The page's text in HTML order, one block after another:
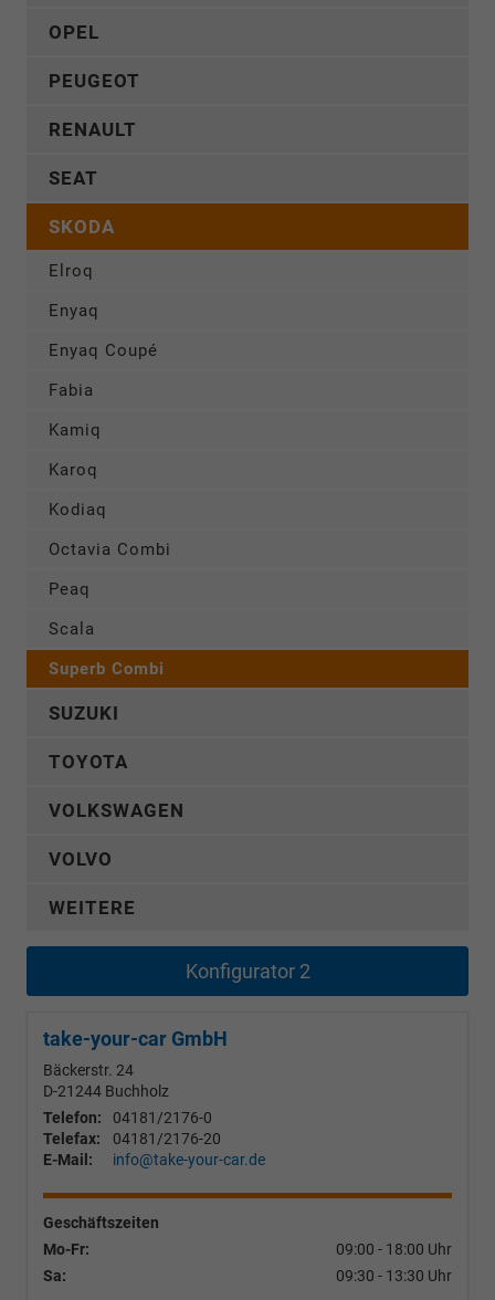
OPEL
PEUGEOT
RENAULT
SEAT
SKODA
Elroq
Enyaq
Enyaq Coupé
Fabia
Kamiq
Karoq
Kodiaq
Octavia Combi
Peaq
Scala
Superb Combi
SUZUKI
TOYOTA
VOLKSWAGEN
VOLVO
WEITERE
Konfigurator 2
take-your-car GmbH
Bäckerstr. 24
D-21244 Buchholz
Telefon:
04181/2176-0
Telefax:
04181/2176-20
E-Mail:
info@take-your-car.de
Geschäftszeiten
Mo-Fr:
09:00 - 18:00 Uhr
Sa:
09:30 - 13:30 Uhr